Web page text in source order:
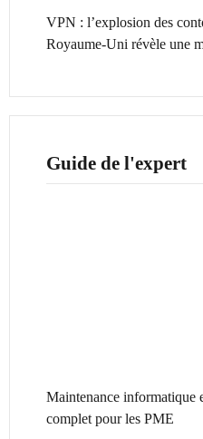
VPN : l’explosion des
Royaume-Uni révèle une
Guide de l'expert
Maintenance informatique
complet pour les PME